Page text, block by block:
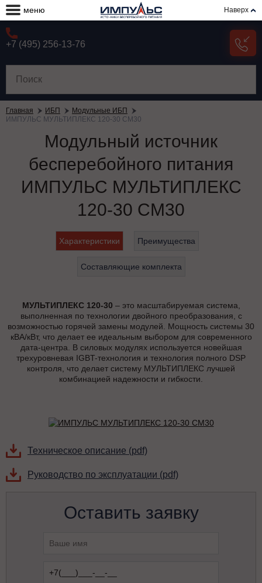
меню Наверх
+7 (495) 256-13-76
Главная ИБП
Модульные ИБП
ИМПУЛЬС МУЛЬТИПЛЕКС 120-30 СМ30
Модульный источник
бесперебойного питания
ИМПУЛЬС МУЛЬТИПЛЕКС
120-30 СМ30
Характеристики Преимущества
Составляющие комплекта
МУЛЬТИПЛЕКС 120-30 – это масштабируемая система,
выполненная по технологии двойного преобразования, с
возможностью горячей замены модулей. Мощность системы 30
кВА/кВт, что делает ее идеальным выбором для современного
дата-центра. В силовых модулях используется новейшая
трехуровневая IGBT-технология и технология полного DSP
контроля, что делает систему МУЛЬТИПЛЕКС лучшей
комбинацией надежности и гибкости.
Техническое описание (pdf)
Руководство по эксплуатации (pdf)
Оставить заявку